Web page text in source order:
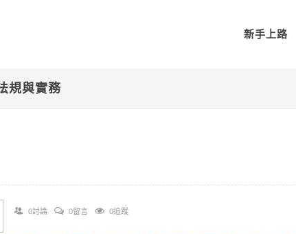
新手上路
規與實務
0討論 0留言 0追蹤